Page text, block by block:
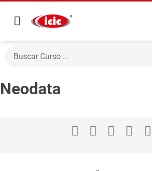
Neodata